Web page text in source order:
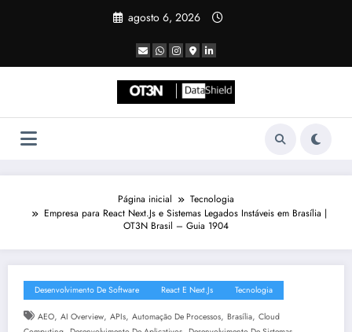
agosto 6, 2026
Página inicial
Tecnologia
Empresa para React Next.Js e Sistemas Legados Instáveis em Brasília |
OT3N Brasil – Guia 1904
Desenvolvimento De Software React E Next.js Tecnologia
AEO, AI Overview, APIs, Automação De Processos, Brasília, Cloud